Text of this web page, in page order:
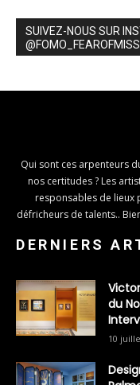
SUIVEZ-NOUS SUR
Qui sont ces arpenteurs
nos certitudes ? Les
responsables de lieux
défricheurs de talents..
DERNIERS
du
10